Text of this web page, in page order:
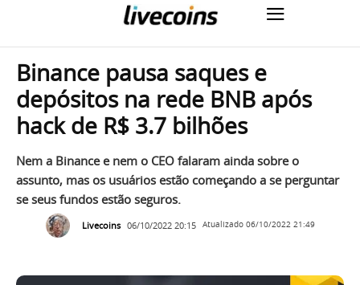
Binance pausa saques e
depósitos na rede BNB após
hack de R$ 3.7 bilhões
Nem a Binance e nem o CEO falaram ainda sobre o
assunto, mas os usuários estão começando a se perguntar
se seus fundos estão seguros.
Livecoins 06/10/2022 20:15 Atualizado 06/10/2022 21:49